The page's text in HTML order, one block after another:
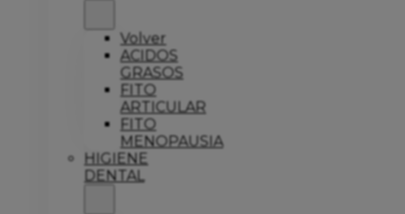
Volver
ACIDOS
GRASOS
FITO
ARTICULAR
FITO
MENOPAUSIA
HIGIENE
DENTAL